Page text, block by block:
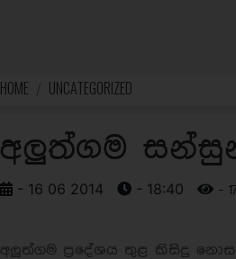
HOME UNCATEGORIZED
අලුත්ගම
- 16 06 2014 - 18:40 -
අලුත්ගම ප්‍රදේශය තුළ කිසිදු